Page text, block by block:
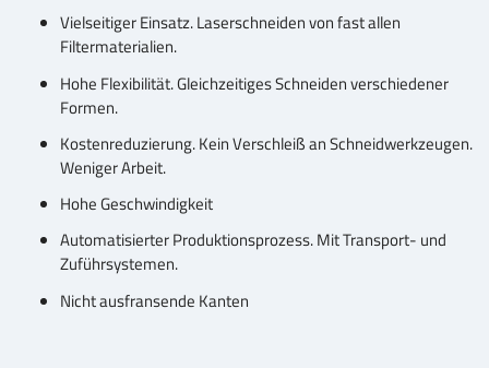
Vielseitiger Einsatz. Laserschneiden von fast allen
Filtermaterialien.
Hohe Flexibilität. Gleichzeitiges Schneiden verschiedener
Formen.
Kostenreduzierung. Kein Verschleiß an Schneidwerkzeugen.
Weniger Arbeit.
Hohe Geschwindigkeit
Automatisierter Produktionsprozess. Mit Transport- und
Zuführsystemen.
Nicht ausfransende Kanten